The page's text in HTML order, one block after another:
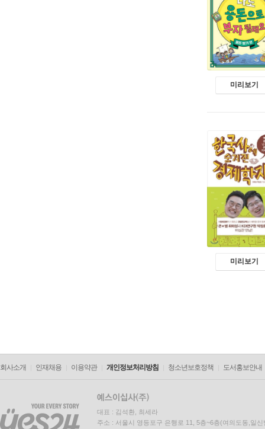
미리보기
미리보기
회사소개 인재채용 이용약관 개인정보처리방침 청소년보호정책 도서홍보안내
대표 : 김석환, 최세라
주소 : 서울시 영등포구 은행로 11, 5층~6층(여의도동,일신